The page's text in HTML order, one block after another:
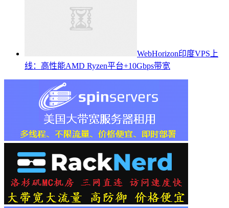
WebHorizon印度VPS上
线：高性能AMD Ryzen平台+10Gbps带宽